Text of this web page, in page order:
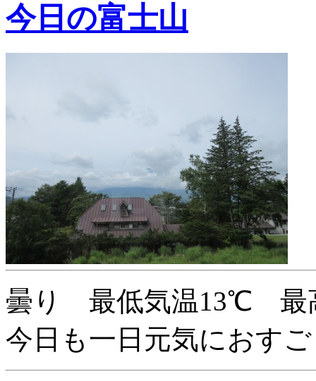
今日の富士山
曇り 最低気温13℃ 最
今日も一日元気におす